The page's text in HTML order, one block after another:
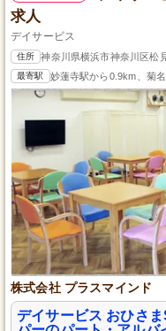
求人
デイサービス
住所 神奈川県横浜市神奈川区松
最寄駅 妙蓮寺駅から0.9km、菊
株式会社 プラスマインド
デイサービス おひさ